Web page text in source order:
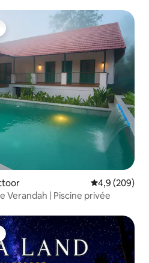
Évaluation
4,9 (209)
Verandah | Piscine privée